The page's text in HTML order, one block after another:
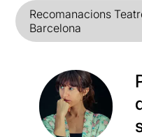
Recomanacions
Barcelona